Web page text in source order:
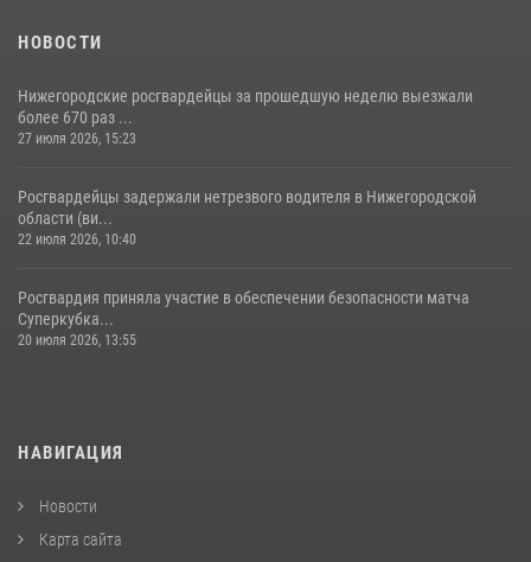
НОВОСТИ
Нижегородские росгвардейцы за прошедшую неделю выезжали
более 670 раз ...
27 июля 2026, 15:23
Росгвардейцы задержали нетрезвого водителя в Нижегородской
области (ви...
22 июля 2026, 10:40
Росгвардия приняла участие в обеспечении безопасности матча
Суперкубка...
20 июля 2026, 13:55
НАВИГАЦИЯ
Новости
Карта сайта